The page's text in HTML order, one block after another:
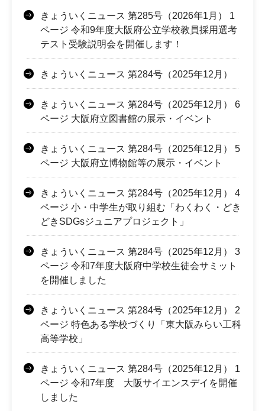
きょういくニュース 第285号（2026年1月） 1
ページ 令和9年度大阪府公立学校教員採用選考
テスト受験説明会を開催します！
きょういくニュース 第284号（2025年12月）
きょういくニュース 第284号（2025年12月） 6
ページ 大阪府立図書館の展示・イベント
きょういくニュース 第284号（2025年12月） 5
ページ 大阪府立博物館等の展示・イベント
きょういくニュース 第284号（2025年12月） 4
ページ 小・中学生が取り組む「わくわく・どき
どきSDGsジュニアプロジェクト」
きょういくニュース 第284号（2025年12月） 3
ページ 令和7年度大阪府中学校生徒会サミット
を開催しました
きょういくニュース 第284号（2025年12月） 2
ページ 特色ある学校づくり「東大阪みらい工科
高等学校」
きょういくニュース 第284号（2025年12月） 1
ページ 令和7年度 大阪サイエンスデイを開催
しました